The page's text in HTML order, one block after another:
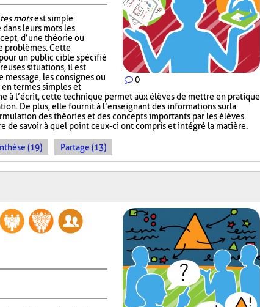
0
motsest simple :
leurs mots les
d’une théorie ou
problèmes. Cette
un public cible spécifié
situations, il est
les consignes ou
termes simples et
à l’écrit, cette technique permet aux élèves de mettre en pratique
De plus, elle fournit à l’enseignant des informations sur la
des théories et des concepts importants par les élèves.
de savoir à quel point ceux-ci ont compris et intégré la matière.
(19) Partage (13)